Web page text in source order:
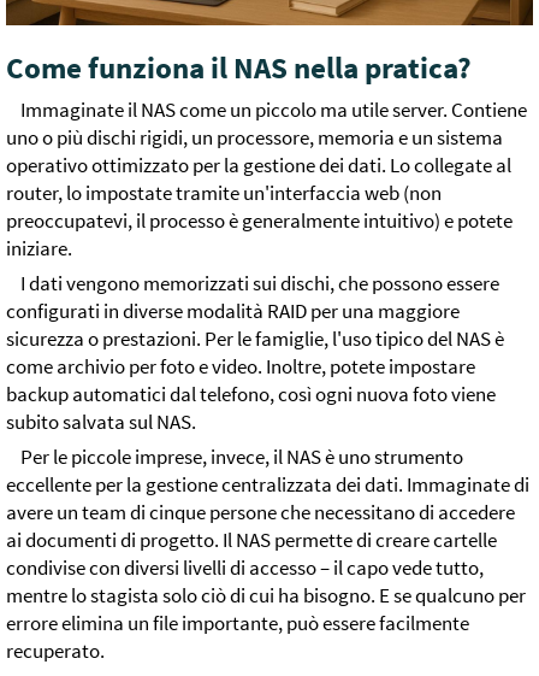
Come funziona il NAS nella pratica?
Immaginate il NAS come un piccolo ma utile server. Contiene
uno o più dischi rigidi, un processore, memoria e un sistema
operativo ottimizzato per la gestione dei dati. Lo collegate al
router, lo impostate tramite un'interfaccia web (non
preoccupatevi, il processo è generalmente intuitivo) e potete
iniziare.
I dati vengono memorizzati sui dischi, che possono essere
configurati in diverse modalità RAID per una maggiore
sicurezza o prestazioni. Per le famiglie, l'uso tipico del NAS è
come archivio per foto e video. Inoltre, potete impostare
backup automatici dal telefono, così ogni nuova foto viene
subito salvata sul NAS.
Per le piccole imprese, invece, il NAS è uno strumento
eccellente per la gestione centralizzata dei dati. Immaginate di
avere un team di cinque persone che necessitano di accedere
ai documenti di progetto. Il NAS permette di creare cartelle
condivise con diversi livelli di accesso – il capo vede tutto,
mentre lo stagista solo ciò di cui ha bisogno. E se qualcuno per
errore elimina un file importante, può essere facilmente
recuperato.